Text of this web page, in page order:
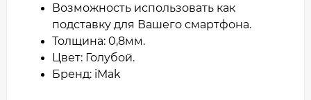
Возможность использовать как
подставку для Вашего смартфона.
Толщина: 0,8мм.
Цвет: Голубой.
Бренд: iMak